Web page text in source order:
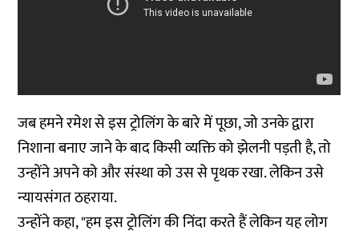
जब हमने रमेश से इस ट्रोलिंग के बारे में पूछा, जो उनके द्वारा
निशाना बनाए जाने के बाद किसी व्यक्ति को झेलनी पड़ती है, तो
उन्होंने अपने को और संस्था को उस से पृथक रखा. लेकिन उसे
न्यायसंगत ठहराया.
उन्होंने कहा, "हम इस ट्रोलिंग की निंदा करते हैं लेकिन यह लोग